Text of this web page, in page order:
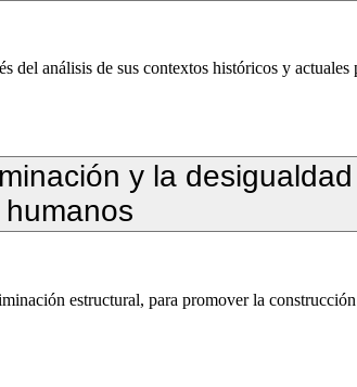
análisis de sus contextos históricos y
y la
humanos
estructural, para promover la